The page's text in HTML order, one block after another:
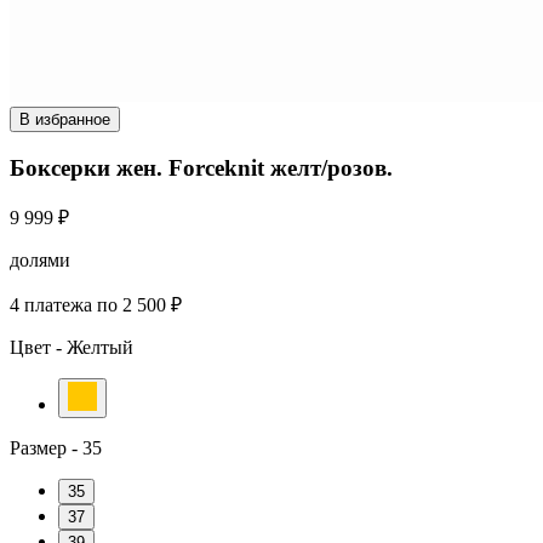
В избранное
Боксерки жен. Forceknit желт/розов.
9 999 ₽
долями
4 платежа по 2 500 ₽
Цвет - Желтый
Размер - 35
35
37